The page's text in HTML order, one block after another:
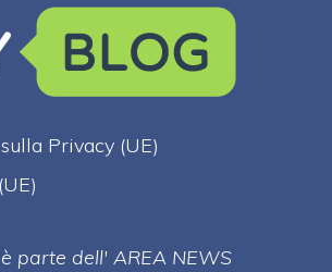
Privacy (UE)
parte dell' AREA NEWS